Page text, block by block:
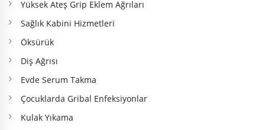
Yüksek Ateş Grip Eklem Ağrıları
Sağlık Kabini Hizmetleri
Öksürük
Diş Ağrısı
Evde Serum Takma
Çocuklarda Gribal Enfeksiyonlar
Kulak Yıkama